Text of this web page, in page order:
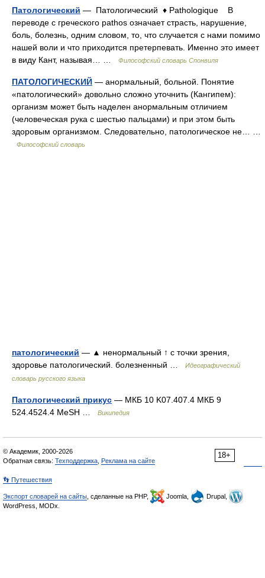
Патологический — Патологический ♦ Pathologique В
переводе с греческого pathos означает страсть, нарушение,
боль, болезнь, одним словом, то, что случается с нами помимо
нашей воли и что приходится претерпевать. Именно это имеет
в виду Кант, называя… …
Философский словарь Спонвиля
ПАТОЛОГИЧЕСКИЙ — анормальный, больной. Понятие
«патологический» довольно сложно уточнить (Кангипем):
организм может быть наделен анормальным отличием
(человеческая рука с шестью пальцами) и при этом быть
здоровым организмом. Следовательно, патологическое не… …
Философский словарь
патологический — ▲ ненормальный ↑ с точки зрения,
здоровье патологический. болезненный …
Идеографический
словарь русского языка
Патологический прикус — МКБ 10 K07.407.4 МКБ 9
524.4524.4 MeSH …
Википедия
18+
© Академик, 2000-2026
Обратная связь: Техподдержка Реклама на сайте
👣 Путешествия
Экспорт словарей на сайты , сделанные на PHP, Joomla,
Drupal,
WordPress, MODx.